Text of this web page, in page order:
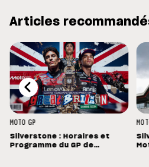
Articles
MOTO GP
Silverstone : Horaires et
Programme du GP de